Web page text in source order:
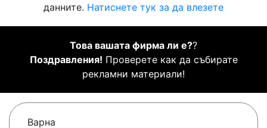
данните. Натиснете тук за да влезете
Това вашата фирма ли е??
Поздравления! Проверете как да събирате
рекламни материали!
Варна